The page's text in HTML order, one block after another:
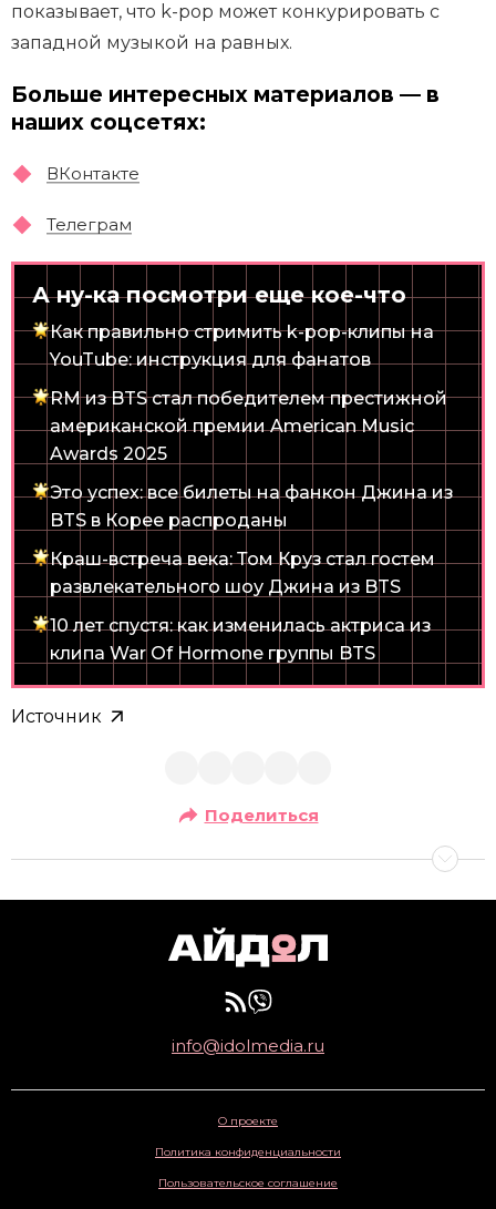
показывает, что k-pop может конкурировать с
западной музыкой на равных.
Больше интересных материалов — в
наших соцсетях:
ВКонтакте
Телеграм
А ну-ка посмотри еще кое-что
Как правильно стримить k-pop-клипы на
YouTube: инструкция для фанатов
RM из BTS стал победителем престижной
американской премии American Music
Awards 2025
Это успех: все билеты на фанкон Джина из
BTS в Корее распроданы
Краш-встреча века: Том Круз стал гостем
развлекательного шоу Джина из BTS
10 лет спустя: как изменилась актриса из
клипа War Of Hormone группы BTS
Источник
Поделиться
info@idolmedia.ru
О проекте
Политика конфиденциальности
Пользовательское соглашение